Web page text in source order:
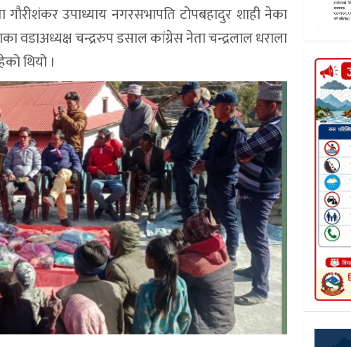
गौरीशंकर उपाध्याय नगरसभापति टोपबहादुर शाही नेका
वडाअध्यक्ष चन्द्ररुप डसाल कांग्रेस नेता चन्द्रलाल धराला
थियो ।